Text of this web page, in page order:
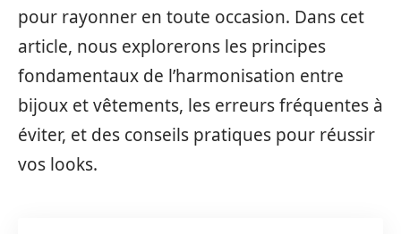
pour rayonner en toute occasion. Dans cet
article, nous explorerons les principes
fondamentaux de l’harmonisation entre
bijoux et vêtements, les erreurs fréquentes à
éviter, et des conseils pratiques pour réussir
vos looks.